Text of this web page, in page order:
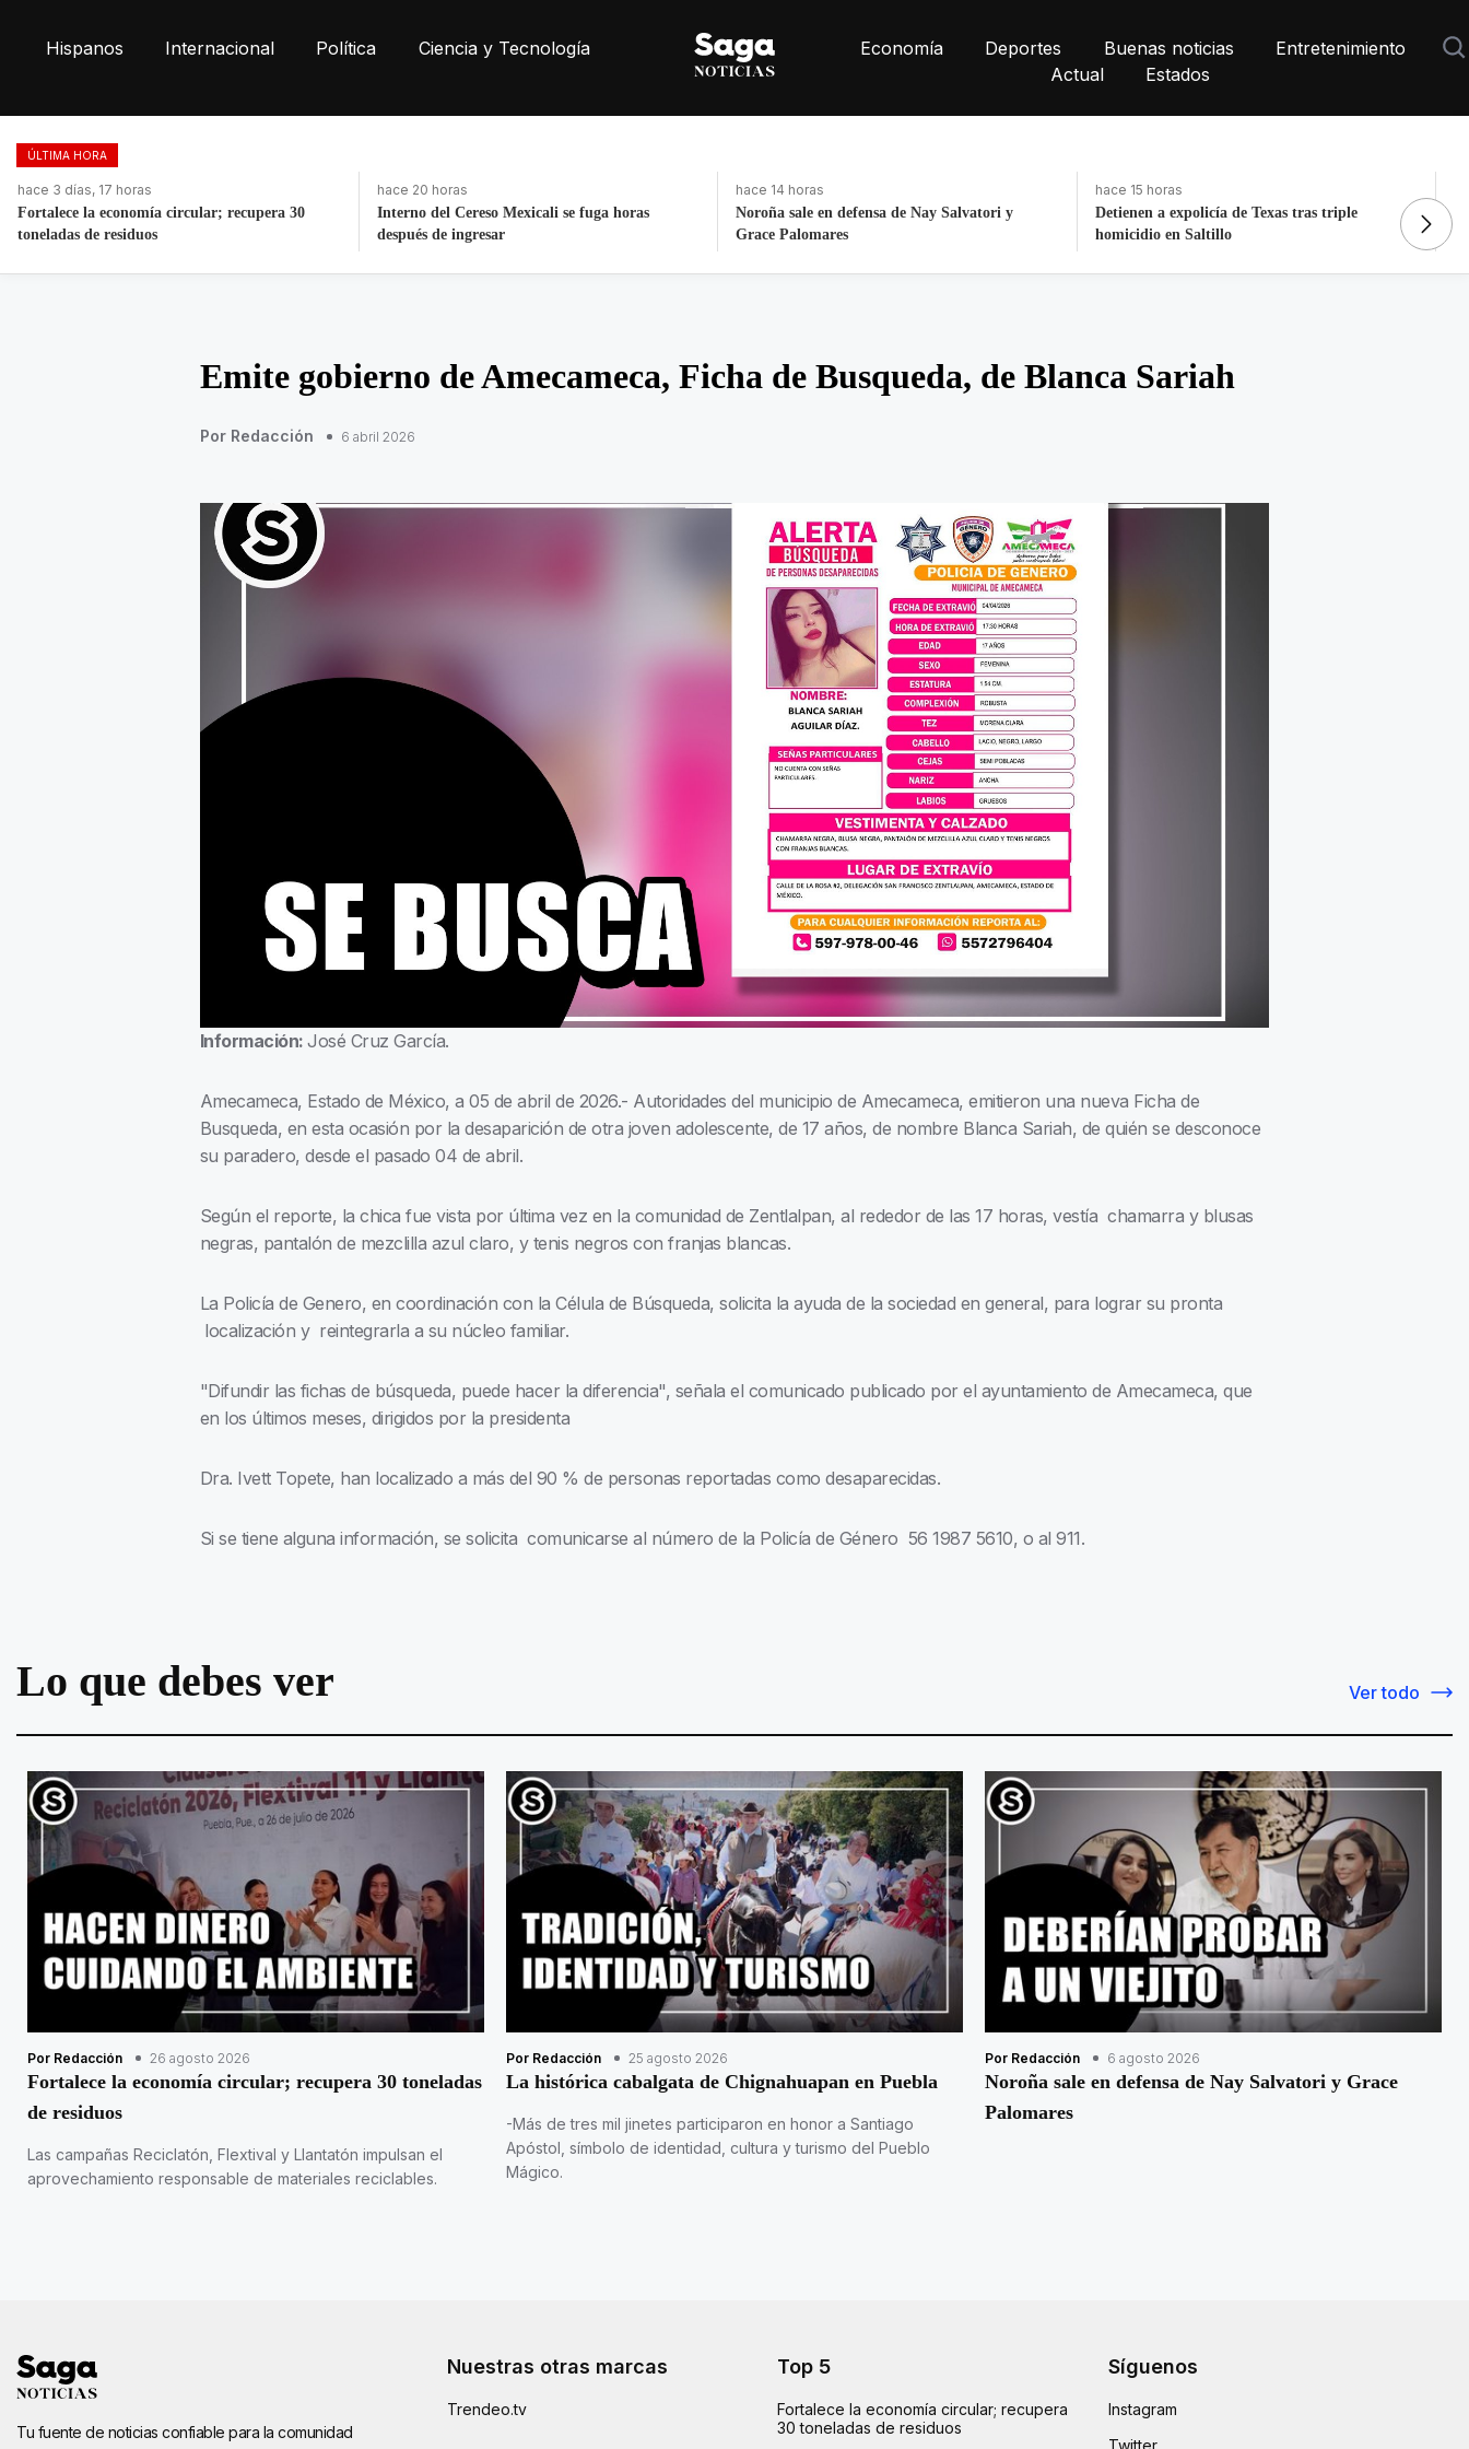
Hispanos Internacional Política Ciencia y Tecnología Economía Deportes Buenas noticias
Entretenimiento
Actual
Estados
ÚLTIMA HORA
hace 20 horas
Interno del Cereso Mexicali se fuga horas
después de ingresar
hace 14 horas
Noroña sale en defensa de Nay Salvatori y
Grace Palomares
hace 15 horas
Detienen a expolicía de Texas tras triple
homicidio en Saltillo
hace 3 días, 17 horas
La histórica cabalgata de Chignahuapan en
Puebla
Emite gobierno de Amecameca, Ficha de Busqueda, de Blanca Sariah
Por Redacción 6 abril 2026
Información:José Cruz García.
Amecameca, Estado de México, a 05 de abril de 2026.- Autoridades del municipio de Amecameca, emitieron una nueva Ficha de
Busqueda, en esta ocasión por la desaparición de otra joven adolescente, de 17 años, de nombre Blanca Sariah, de quién se desconoce
su paradero, desde el pasado 04 de abril.
Según el reporte, la chica fue vista por última vez en la comunidad de Zentlalpan, al rededor de las 17 horas, vestía chamarra y blusas
negras, pantalón de mezclilla azul claro, y tenis negros con franjas blancas.
La Policía de Genero, en coordinación con la Célula de Búsqueda, solicita la ayuda de la sociedad en general, para lograr su pronta
localización y reintegrarla a su núcleo familiar.
"Difundir las fichas de búsqueda, puede hacer la diferencia", señala el comunicado publicado por el ayuntamiento de Amecameca, que
en los últimos meses, dirigidos por la presidenta
Dra. Ivett Topete, han localizado a más del 90 % de personas reportadas como desaparecidas.
Si se tiene alguna información, se solicita comunicarse al número de la Policía de Género 56 1987 5610, o al 911.
Lo que debes ver Ver todo
Por Redacción 26 agosto 2026
Fortalece la economía circular; recupera 30 toneladas
de residuos
Las campañas Reciclatón, Flextival y Llantatón impulsan el
aprovechamiento responsable de materiales reciclables.
Por Redacción 25 agosto 2026
La histórica cabalgata de Chignahuapan en Puebla
-Más de tres mil jinetes participaron en honor a Santiago
Apóstol, símbolo de identidad, cultura y turismo del Pueblo
Mágico.
Por Redacción 6 agosto 2026
Noroña sale en defensa de Nay Salvatori y Grace
Palomares
Tu fuente de noticias confiable para la comunidad
Nuestras otras marcas
Trendeo.tv
Top 5
Fortalece la economía circular; recupera
30 toneladas de residuos
Síguenos
Instagram
Twitter